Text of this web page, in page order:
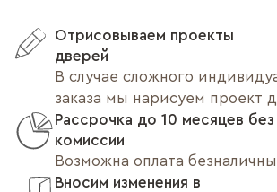
Отрисовываем проекты
дверей
В случае сложного
заказа мы нарисуем проект
Рассрочка до 10 месяцев без
комиссии
Возможна оплата
Вносим изменения в